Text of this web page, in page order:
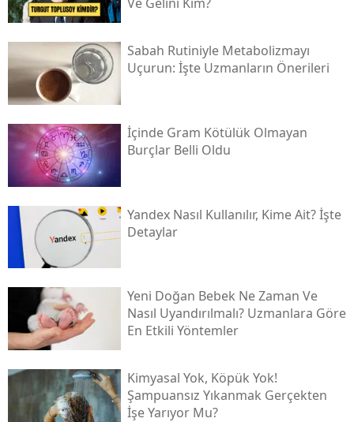
Ve Gelini Kim?
Sabah Rutiniyle Metabolizmayı
Uçurun: İşte Uzmanların Önerileri
İçinde Gram Kötülük Olmayan
Burçlar Belli Oldu
Yandex Nasıl Kullanılır, Kime Ait? İşte
Detaylar
Yeni Doğan Bebek Ne Zaman Ve
Nasıl Uyandırılmalı? Uzmanlara Göre
En Etkili Yöntemler
Kimyasal Yok, Köpük Yok!
Şampuansız Yıkanmak Gerçekten
İşe Yarıyor Mu?